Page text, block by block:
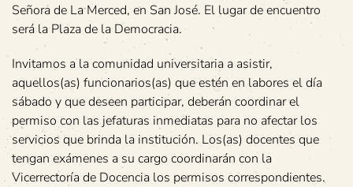
Señora de La Merced, en San José. El lugar de encuentro
será la Plaza de la Democracia.
Invitamos a la comunidad universitaria a asistir,
aquellos(as) funcionarios(as) que estén en labores el día
sábado y que deseen participar, deberán coordinar el
permiso con las jefaturas inmediatas para no afectar los
servicios que brinda la institución. Los(as) docentes que
tengan exámenes a su cargo coordinarán con la
Vicerrectoría de Docencia los permisos correspondientes.